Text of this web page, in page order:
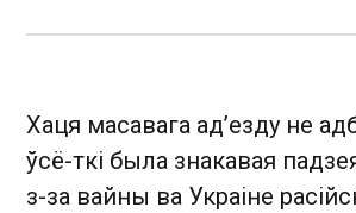
Хаця масавага ад’езду не
ўсё-ткі была знакавая
з-за вайны ва Украіне